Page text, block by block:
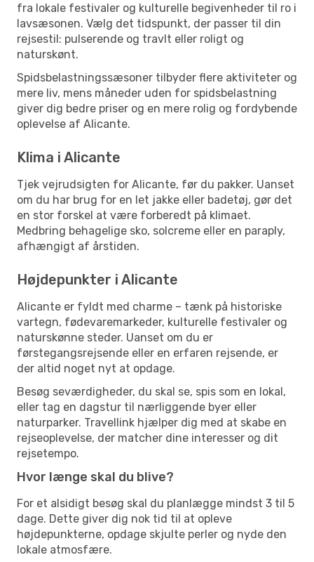
fra lokale festivaler og kulturelle begivenheder til ro i
lavsæsonen. Vælg det tidspunkt, der passer til din
rejsestil: pulserende og travlt eller roligt og
naturskønt.
Spidsbelastningssæsoner tilbyder flere aktiviteter og
mere liv, mens måneder uden for spidsbelastning
giver dig bedre priser og en mere rolig og fordybende
oplevelse af Alicante.
Klima i Alicante
Tjek vejrudsigten for Alicante, før du pakker. Uanset
om du har brug for en let jakke eller badetøj, gør det
en stor forskel at være forberedt på klimaet.
Medbring behagelige sko, solcreme eller en paraply,
afhængigt af årstiden.
Højdepunkter i Alicante
Alicante er fyldt med charme – tænk på historiske
vartegn, fødevaremarkeder, kulturelle festivaler og
naturskønne steder. Uanset om du er
førstegangsrejsende eller en erfaren rejsende, er
der altid noget nyt at opdage.
Besøg seværdigheder, du skal se, spis som en lokal,
eller tag en dagstur til nærliggende byer eller
naturparker. Travellink hjælper dig med at skabe en
rejseoplevelse, der matcher dine interesser og dit
rejsetempo.
Hvor længe skal du blive?
For et alsidigt besøg skal du planlægge mindst 3 til 5
dage. Dette giver dig nok tid til at opleve
højdepunkterne, opdage skjulte perler og nyde den
lokale atmosfære.